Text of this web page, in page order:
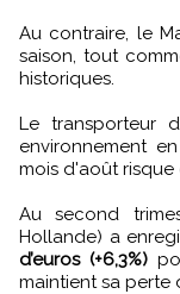
Au contraire, le
saison, tout
historiques.
Le transporteur
environnement
mois d'août risque
Au second
Hollande) a
d’euros (+6,3%)
maintient sa perte